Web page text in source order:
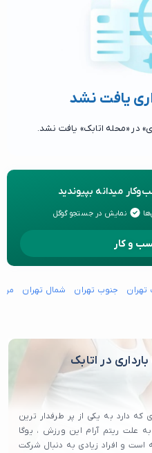
یافت نشد
در «محله اتابک» یافت نشد.
میدانه بپیوندید
نمایش در جستجو گوگل
و کار
تهران جنوب تهران شمال تهران
در اتابک
که دارد به یکی از پر طرفدار ترین
ریتم آرام این ورزش ، یوگا
و افراد زیادی به دنبال شرکت